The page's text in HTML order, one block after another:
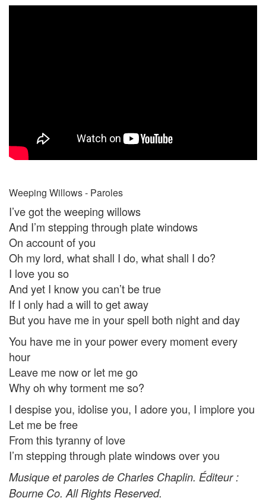
Weeping Willows - Paroles
I’ve got the weeping willows
And I’m stepping through plate windows
On account of you
Oh my lord, what shall I do, what shall I do?
I love you so
And yet I know you can’t be true
If I only had a will to get away
But you have me in your spell both night and day
You have me in your power every moment every
hour
Leave me now or let me go
Why oh why torment me so?
I despise you, idolise you, I adore you, I implore you
Let me be free
From this tyranny of love
I’m stepping through plate windows over you
Musique et paroles de Charles Chaplin. Éditeur :
Bourne Co. All Rights Reserved.